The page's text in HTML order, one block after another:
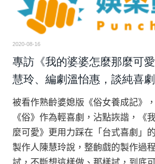
2020-08-16
專訪《我的婆婆怎麼那麼可
慧玲、編劇溫怡惠，談純喜
被看作熟齡婆媳版《俗女養成記》
《俗》作為輕喜劇，沾點詼諧，《
麼可愛》更用力踩在「台式喜劇」
製作人陳慧玲說，整齣戲的製作過